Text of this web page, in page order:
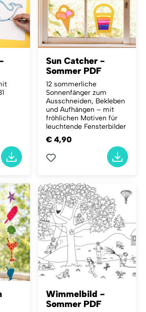
Sun Catcher -
Sommer PDF
12 sommerliche
Sonnenfänger zum
Ausschneiden, Bekleben
und Aufhängen – mit
fröhlichen Motiven für
leuchtende Fensterbilder
€ 4,90
Wimmelbild -
Sommer PDF